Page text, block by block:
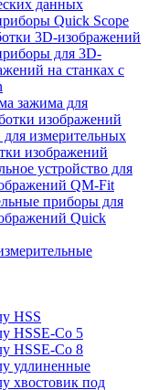
данных
Quick Scope
3D-изображений
для 3D-
на станках с
зажима для
изображений
измерительных
изображений
устройство для
QM-Fit
приборы для
Quick
HSS
HSSE-Co 5
HSSE-Co 8
удлиненные
хвостовик под